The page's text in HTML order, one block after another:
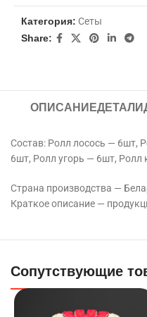
Категория: Сеты
Share:
ОПИСАНИЕДЕТАЛИ
Состав: Ролл лосось — 6шт,
6шт, Ролл угорь — 6шт,
Страна производства —
Краткое описание —
Сопутствующие